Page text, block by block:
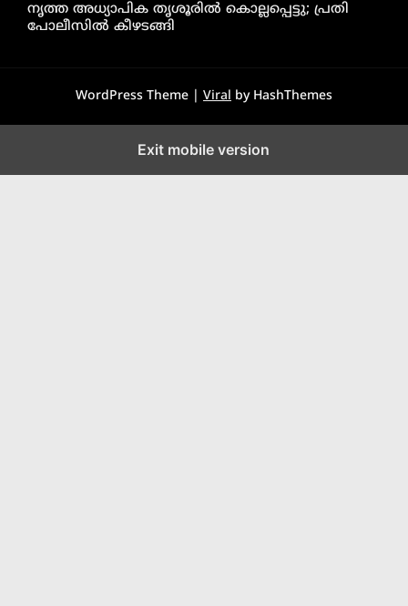
നൃത്ത അധ്യാപിക തൃശൂരിൽ കൊല്ലപ്പെട്ടു; പ്രതി
പോലീസിൽ കീഴടങ്ങി
WordPress Theme | Viral by HashThemes
Exit mobile version